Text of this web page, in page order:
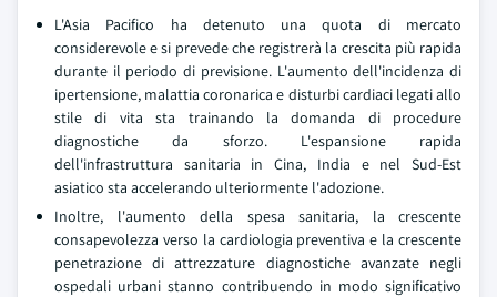
L'Asia Pacifico ha detenuto una quota di mercato
considerevole e si prevede che registrerà la crescita più rapida
durante il periodo di previsione. L'aumento dell'incidenza di
ipertensione, malattia coronarica e disturbi cardiaci legati allo
stile di vita sta trainando la domanda di procedure
diagnostiche da sforzo. L'espansione rapida
dell'infrastruttura sanitaria in Cina, India e nel Sud-Est
asiatico sta accelerando ulteriormente l'adozione.
Inoltre, l'aumento della spesa sanitaria, la crescente
consapevolezza verso la cardiologia preventiva e la crescente
penetrazione di attrezzature diagnostiche avanzate negli
ospedali urbani stanno contribuendo in modo significativo